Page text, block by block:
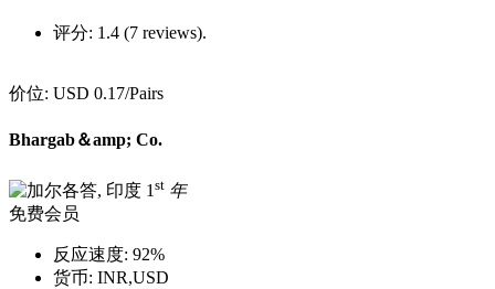
评分: 1.4 (7 reviews).
价位: USD 0.17/Pairs
Bhargab＆amp; Co.
1 st 年
免费会员
反应速度: 92%
货币: INR,USD